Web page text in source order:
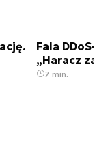
Fala
„Haracz
7 min.